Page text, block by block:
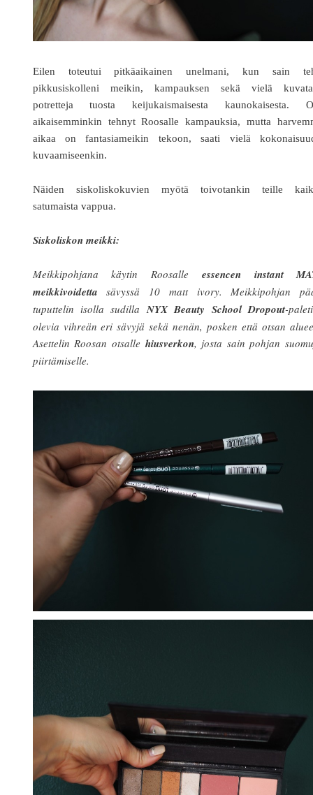
Eilen toteutui pitkäaikainen unelmani, kun sain
pikkusiskolleni meikin, kampauksen sekä vielä
potretteja tuosta keijukaismaisesta kaunokaisesta.
aikaisemminkin tehnyt Roosalle kampauksia, mutta
aikaa on fantasiameikin tekoon, saati vielä
kuvaamiseenkin.
Näiden siskoliskokuvien myötä toivotankin teille
satumaista vappua.
Siskoliskon meikki:
Meikkipohjana käytin Roosalleessencen instant
meikkivoidetta sävyssä 10 matt ivory. Meikkipohjan
tuputtelin isolla sudillaNYX Beauty School Dropout-
olevia vihreän eri sävyjä sekä nenän, posken että otsan
Asettelin Roosan otsalle hiusverkon, josta sain pohjan
piirtämiselle.